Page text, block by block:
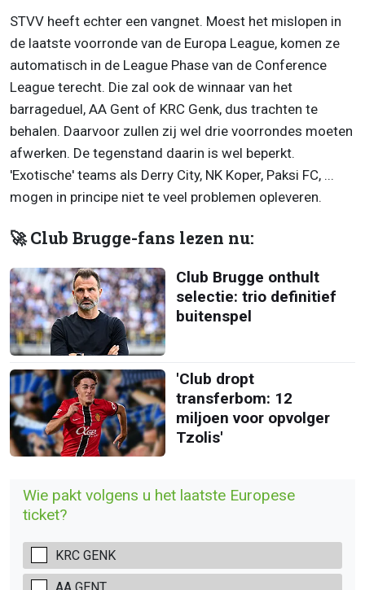
STVV heeft echter een vangnet. Moest het mislopen in
de laatste voorronde van de Europa League, komen ze
automatisch in de League Phase van de Conference
League terecht. Die zal ook de winnaar van het
barrageduel, AA Gent of KRC Genk, dus trachten te
behalen. Daarvoor zullen zij wel drie voorrondes moeten
afwerken. De tegenstand daarin is wel beperkt.
'Exotische' teams als Derry City, NK Koper, Paksi FC, ...
mogen in principe niet te veel problemen opleveren.
🚀 Club Brugge-fans lezen nu:
Club Brugge onthult
selectie: trio definitief
buitenspel
'Club dropt
transferbom: 12
miljoen voor opvolger
Tzolis'
Wie pakt volgens u het laatste Europese
ticket?
KRC GENK